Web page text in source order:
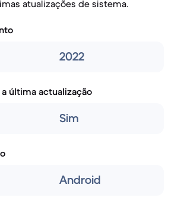
atualizações de sistema.
2022
última actualização
Sim
Android